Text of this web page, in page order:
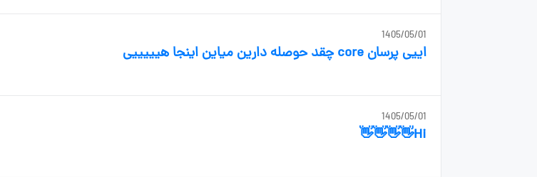
1405/05/01
اییی پرسان core چقد حوصله دارین میاین اینجا هیییییی
1405/05/01
Hi👋👋👋👋